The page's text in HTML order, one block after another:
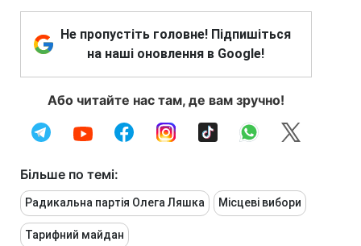
Не пропустіть головне! Підпишіться
на наші оновлення в Google!
Або читайте нас там, де вам зручно!
Більше по темі:
Радикальна партія Олега Ляшка Місцеві вибори
Тарифний майдан